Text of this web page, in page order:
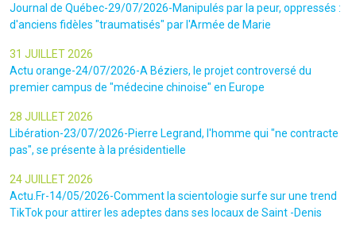
Journal de Québec-29/07/2026-Manipulés par la peur, oppressés :
d'anciens fidèles "traumatisés" par l'Armée de Marie
31 JUILLET 2026
Actu orange-24/07/2026-A Béziers, le projet controversé du
premier campus de "médecine chinoise" en Europe
28 JUILLET 2026
Libération-23/07/2026-Pierre Legrand, l'homme qui "ne contracte
pas", se présente à la présidentielle
24 JUILLET 2026
Actu.Fr-14/05/2026-Comment la scientologie surfe sur une trend
TikTok pour attirer les adeptes dans ses locaux de Saint -Denis